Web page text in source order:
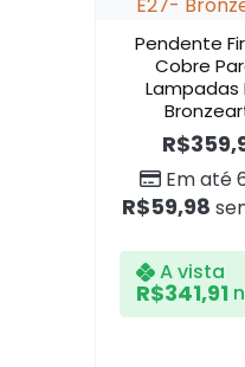
Pendente
Cobre
Lampadas
R$
Em até
R$59,98
A vista
R$341,91